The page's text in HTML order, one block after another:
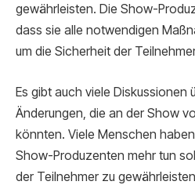
gewährleisten. Die Show-
dass sie alle notwendigen
um die Sicherheit der
Es gibt auch viele Diskussionen
Änderungen, die an der Show
könnten. Viele Menschen
Show-Produzenten mehr tun
der Teilnehmer zu